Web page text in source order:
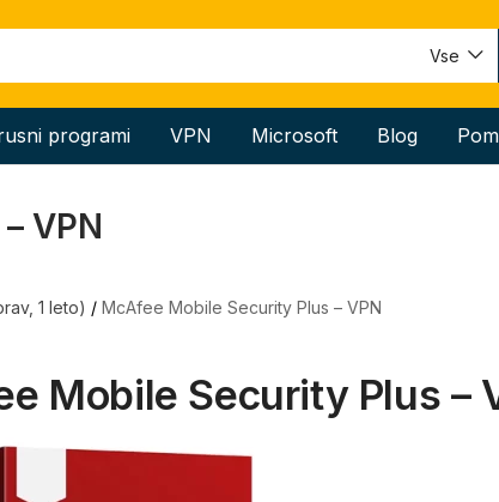
Vse
programi VPN Microsoft Blog
VPN
1 leto) / McAfee Mobile Security Plus – VPN
Mobile Security Plus –